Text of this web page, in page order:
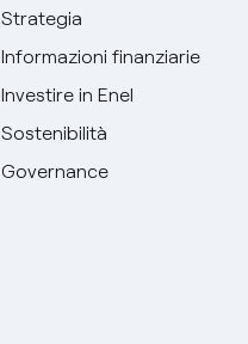
Strategia
Informazioni finanziarie
Investire in Enel
Sostenibilità
Governance